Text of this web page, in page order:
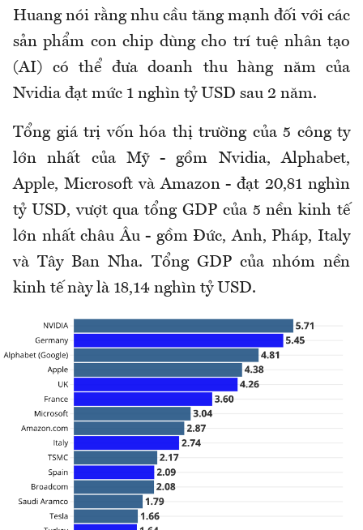
Huang nói rằng nhu cầu tăng mạnh đối với các
sản phẩm con chip dùng cho trí tuệ nhân tạo
(AI) có thể đưa doanh thu hàng năm của
Nvidia đạt mức 1 nghìn tỷ USD sau 2 năm.
Tổng giá trị vốn hóa thị trường của 5 công ty
lớn nhất của Mỹ - gồm Nvidia, Alphabet,
Apple, Microsoft và Amazon - đạt 20,81 nghìn
tỷ USD, vượt qua tổng GDP của 5 nền kinh tế
lớn nhất châu Âu - gồm Đức, Anh, Pháp, Italy
và Tây Ban Nha. Tổng GDP của nhóm nền
kinh tế này là 18,14 nghìn tỷ USD.